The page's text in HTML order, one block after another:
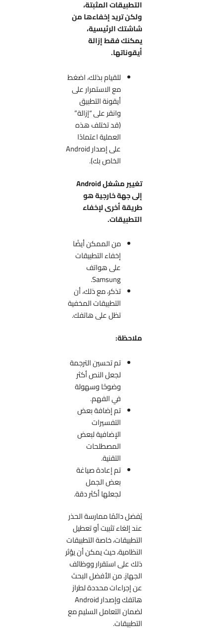
التطبيقات المثبتة،
ولكن تريد إخفاءها من
شاشتك الرئيسية،
يمكنك فقط إزالة
أيقوناتها.
للقيام بذلك، اضغط
مع الاستمرار على
أيقونة التطبيق
وانقر على “إزالة”
(قد تختلف هذه
العملية اعتمادًا
على إصدار Android
الخاص بك).
تغيير مشغل Android
إلى جهة خارجية هو
طريقة أخرى لإخفاء
التطبيقات.
من الممكن أيضًا
إخفاء التطبيقات
على هواتف
Samsung.
تذكر، مع ذلك، أن
التطبيقات المخفية
تظل على هاتفك.
ملاحظة:
تم تحسين الترجمة
لجعل النص أكثر
وضوحًا وسهولة
في الفهم.
تم إضافة بعض
التفسيرات
الإضافية لبعض
المصطلحات
تم إعادة صياغة
بعض الجمل
لجعلها أكثر دقة.
يُفضل دائمًا ممارسة الحذر
عند إلغاء تثبيت أو تعطيل
التطبيقات، خاصة التطبيقات
النظامية، حيث يمكن أن يؤثر
ذلك على استقرار ووظائف
الجهاز. من الأفضل البحث
عن إجراءات محددة لطراز
هاتفك وإصدار Android
لضمان التعامل السليم مع
التطبيقات.